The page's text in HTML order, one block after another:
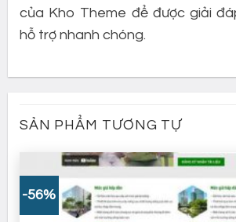
của Kho Theme để được giải
hỗ trợ nhanh chóng.
SẢN PHẨM TƯƠNG TỰ
-56%